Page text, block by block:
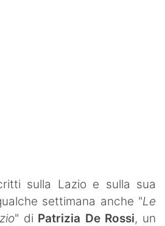
sulla Lazio e sulla sua
settimana anche "Le
" di Patrizia De Rossi, un